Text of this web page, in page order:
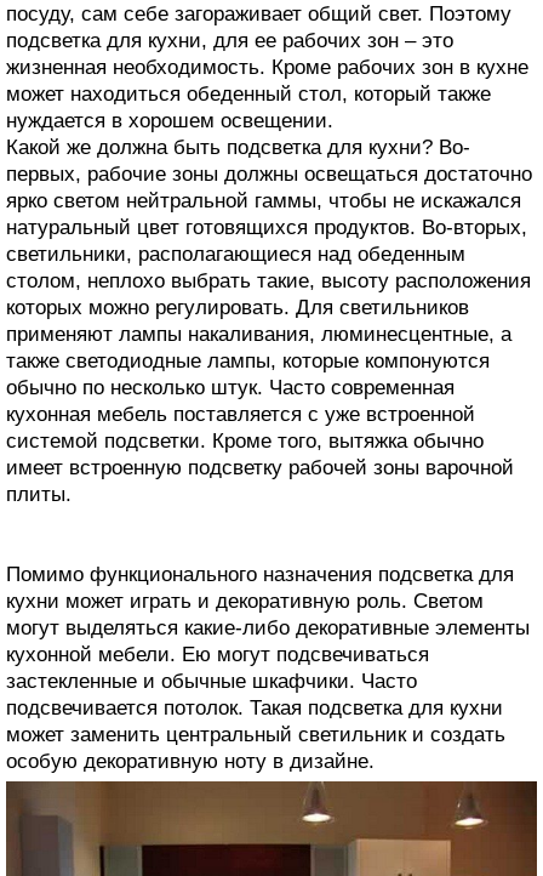
посуду, сам себе загораживает общий свет. Поэтому
подсветка для кухни, для ее рабочих зон – это
жизненная необходимость. Кроме рабочих зон в кухне
может находиться обеденный стол, который также
нуждается в хорошем освещении.
Какой же должна быть подсветка для кухни? Во-
первых, рабочие зоны должны освещаться достаточно
ярко светом нейтральной гаммы, чтобы не искажался
натуральный цвет готовящихся продуктов. Во-вторых,
светильники, располагающиеся над обеденным
столом, неплохо выбрать такие, высоту расположения
которых можно регулировать. Для светильников
применяют лампы накаливания, люминесцентные, а
также светодиодные лампы, которые компонуются
обычно по несколько штук. Часто современная
кухонная мебель поставляется с уже встроенной
системой подсветки. Кроме того, вытяжка обычно
имеет встроенную подсветку рабочей зоны варочной
плиты.
Помимо функционального назначения подсветка для
кухни может играть и декоративную роль. Светом
могут выделяться какие-либо декоративные элементы
кухонной мебели. Ею могут подсвечиваться
застекленные и обычные шкафчики. Часто
подсвечивается потолок. Такая подсветка для кухни
может заменить центральный светильник и создать
особую декоративную ноту в дизайне.